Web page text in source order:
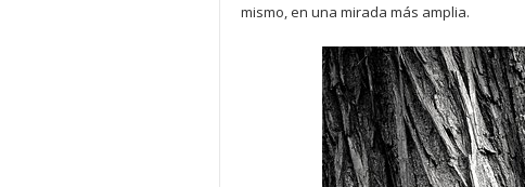
mismo, en una mirada más amplia.